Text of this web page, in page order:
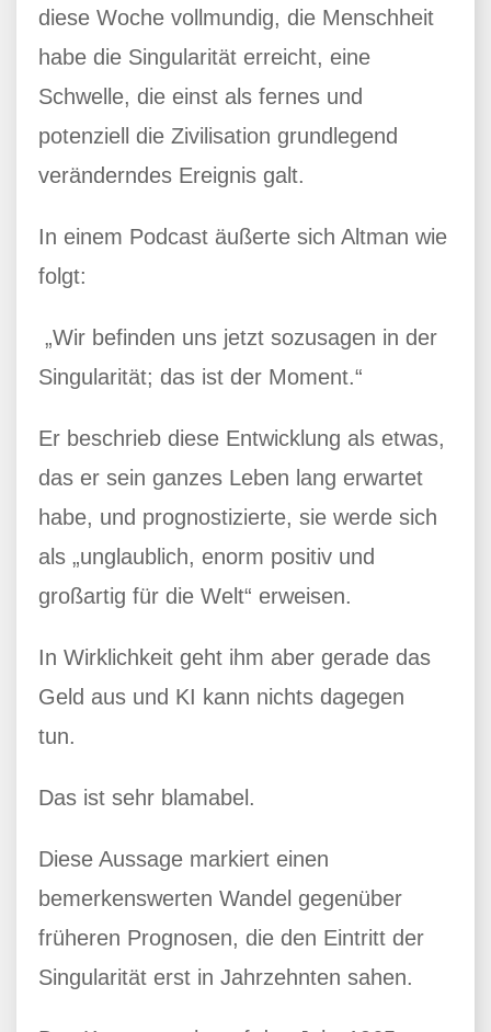
diese Woche vollmundig, die Menschheit
habe die Singularität erreicht, eine
Schwelle, die einst als fernes und
potenziell die Zivilisation grundlegend
veränderndes Ereignis galt.
In einem Podcast äußerte sich Altman wie
folgt:
„Wir befinden uns jetzt sozusagen in der
Singularität; das ist der Moment.“
Er beschrieb diese Entwicklung als etwas,
das er sein ganzes Leben lang erwartet
habe, und prognostizierte, sie werde sich
als „unglaublich, enorm positiv und
großartig für die Welt“ erweisen.
In Wirklichkeit geht ihm aber gerade das
Geld aus und KI kann nichts dagegen
tun.
Das ist sehr blamabel.
Diese Aussage markiert einen
bemerkenswerten Wandel gegenüber
früheren Prognosen, die den Eintritt der
Singularität erst in Jahrzehnten sahen.